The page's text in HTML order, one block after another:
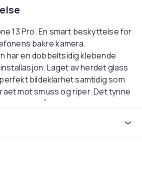
13 Pro. En smart beskyttelse for
bakre kamera.
har en dobbeltsidig klebende
Laget av herdet glass
bildeklarhet samtidig som
mot smuss og riper. Det tynne
for å beskytte kameraet